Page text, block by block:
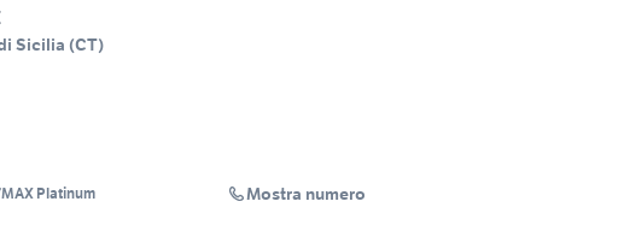
Sicilia (CT)
Platinum Mostra numero